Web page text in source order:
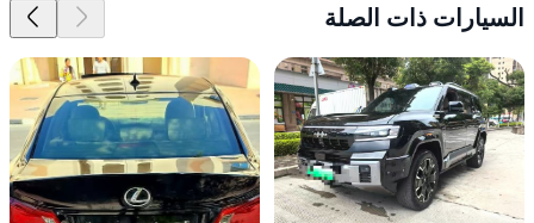
السيارات ذات الصلة